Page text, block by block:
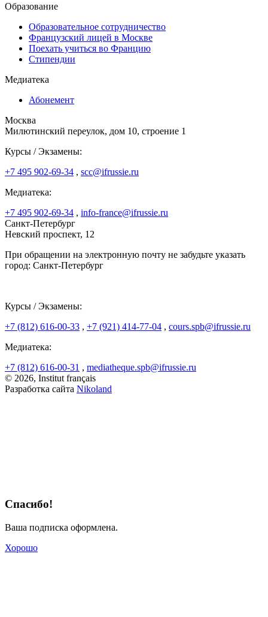
Образование
Образовательное сотрудничество
Французский лицей в Москве
Поехать учиться во Францию
Стипендии
Медиатека
Абонемент
Москва
Милютинский переулок, дом 10, строение 1
Курсы / Экзамены:
+7 495 902-69-34 , scc@ifrussie.ru
Медиатека:
+7 495 902-69-34 , info-france@ifrussie.ru
Санкт-Петербург
Невский проспект, 12
При обращении на электронную почту не забудьте указать
город: Санкт-Петербург
Курсы / Экзамены:
+7 (812) 616-00-33 , +7 (921) 414-77-04 , cours.spb@ifrussie.ru
Медиатека:
+7 (812) 616-00-31 , mediatheque.spb@ifrussie.ru
© 2026, Institut français
Разработка сайта Nikoland
Спасибо!
Ваша подписка оформлена.
Хорошо